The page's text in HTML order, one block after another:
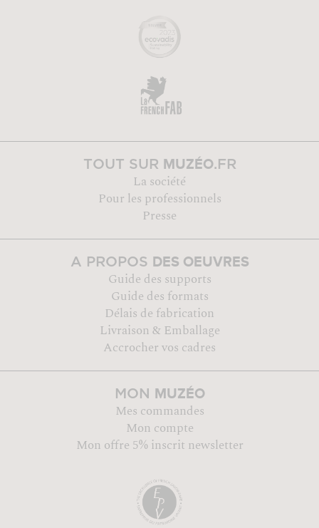
TOUT SUR MUZÉO.FR
La société
Pour les professionnels
Presse
A PROPOS DES OEUVRES
Guide des supports
Guide des formats
Délais de fabrication
Livraison & Emballage
Accrocher vos cadres
MON MUZÉO
Mes commandes
Mon compte
Mon offre 5% inscrit newsletter